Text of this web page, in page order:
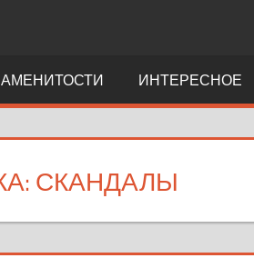
ИНТЕРЕСНОЕ
СКАНДАЛЫ